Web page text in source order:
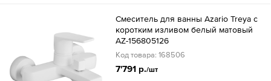
Смеситель для ванны Azario Treya с
коротким изливом белый матовый
AZ-156805126
Код товара: 168506
7'791 р./шт